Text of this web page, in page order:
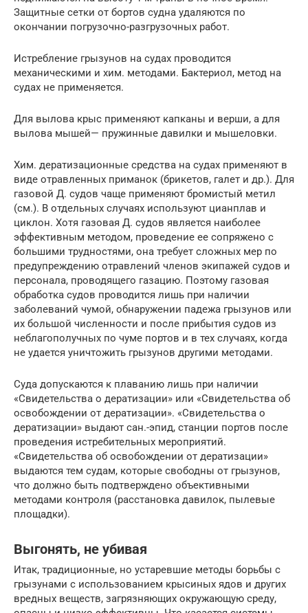
Защитные сетки от бортов судна удаляются по
окончании погрузочно-разгрузочных работ.
Истребление грызунов на судах проводится
механическими и хим. методами. Бактериол, метод на
судах не применяется.
Для вылова крыс применяют капканы и верши, а для
вылова мышей— пружинные давилки и мышеловки.
Хим. дератизационные средства на судах применяют в
виде отравленных приманок (брикетов, галет и др.). Для
газовой Д. судов чаще применяют бромистый метил
(см.). В отдельных случаях используют цианплав и
циклон. Хотя газовая Д. судов является наиболее
эффективным методом, проведение ее сопряжено с
большими трудностями, она требует сложных мер по
предупреждению отравлений членов экипажей судов и
персонала, проводящего газацию. Поэтому газовая
обработка судов проводится лишь при наличии
заболеваний чумой, обнаружении падежа грызунов или
их большой численности и после прибытия судов из
неблагополучных по чуме портов и в тех случаях, когда
не удается уничтожить грызунов другими методами.
Суда допускаются к плаванию лишь при наличии
«Свидетельства о дератизации» или «Свидетельства об
освобождении от дератизации». «Свидетельства о
дератизации» выдают сан.-эпид, станции портов после
проведения истребительных мероприятий.
«Свидетельства об освобождении от дератизации»
выдаются тем судам, которые свободны от грызунов,
что должно быть подтверждено объективными
методами контроля (расстановка давилок, пылевые
площадки).
Выгонять, не убивая
Итак, традиционные, но устаревшие методы борьбы с
грызунами с использованием крысиных ядов и других
вредных веществ, загрязняющих окружающую среду,